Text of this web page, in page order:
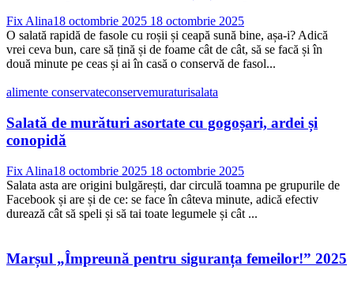
Fix Alina18 octombrie 2025 18 octombrie 2025
O salată rapidă de fasole cu roșii și ceapă sună bine, așa-i? Adică
vrei ceva bun, care să țină și de foame cât de cât, să se facă și în
două minute pe ceas și ai în casă o conservă de fasol...
alimente conservateconservemuraturisalata
Salată de murături asortate cu gogoșari, ardei și
conopidă
Fix Alina18 octombrie 2025 18 octombrie 2025
Salata asta are origini bulgărești, dar circulă toamna pe grupurile de
Facebook și are și de ce: se face în câteva minute, adică efectiv
durează cât să speli și să tai toate legumele și cât ...
Marșul „Împreună pentru siguranța femeilor!” 2025